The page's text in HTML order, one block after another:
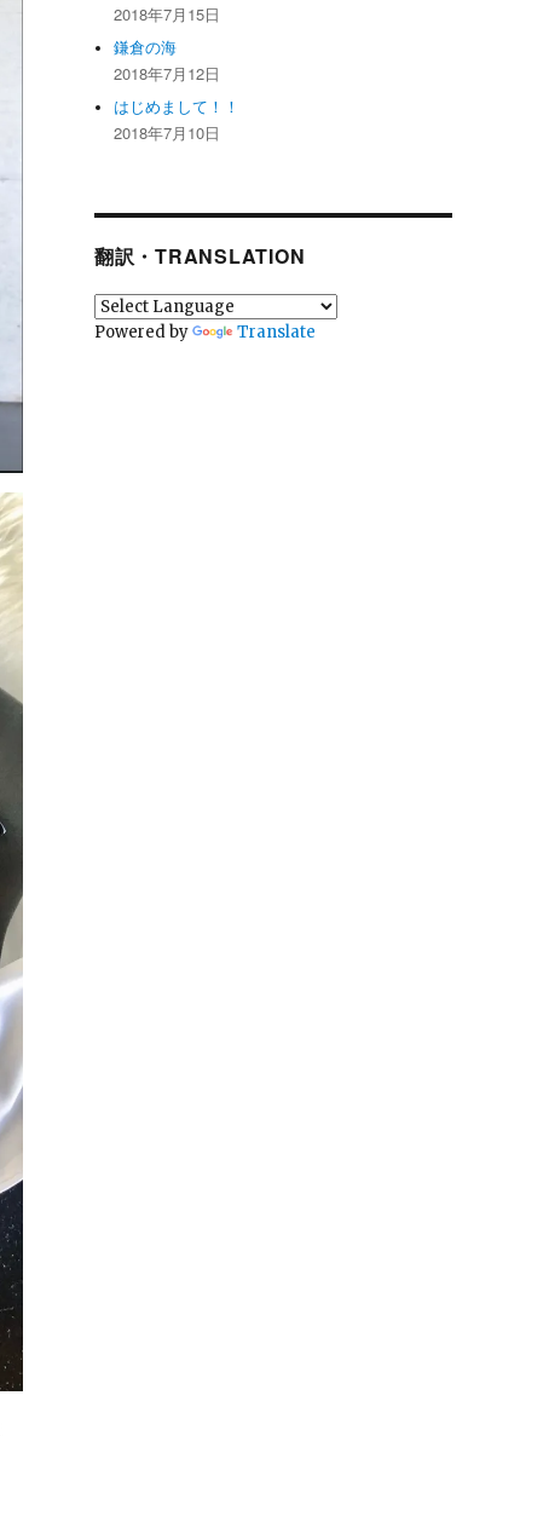
2018年7月15日
鎌倉の海
2018年7月12日
はじめまして！！
2018年7月10日
翻訳・TRANSLATION
Powered by Translate